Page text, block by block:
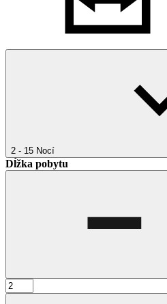
2 - 15 Nocí
Dĺžka pobytu